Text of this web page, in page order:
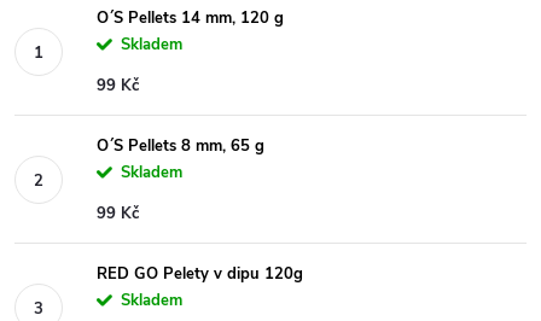
O´S Pellets 14 mm, 120 g
Skladem
99 Kč
O´S Pellets 8 mm, 65 g
Skladem
99 Kč
RED GO Pelety v dipu 120g
Skladem